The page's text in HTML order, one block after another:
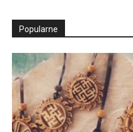
Popularne